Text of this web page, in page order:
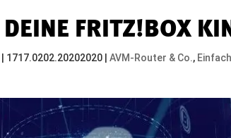
FRITZ!BOX
1717.0202.20202020 |AVM-Router & Co.,